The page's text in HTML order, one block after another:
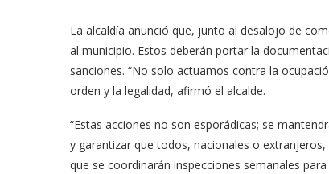
La alcaldía anunció que, junto al desalojo de
al municipio. Estos deberán portar la
sanciones. “No solo actuamos contra la
orden y la legalidad, afirmó el alcalde.
“Estas acciones no son esporádicas; se
y garantizar que todos, nacionales o
que se coordinarán inspecciones semanales